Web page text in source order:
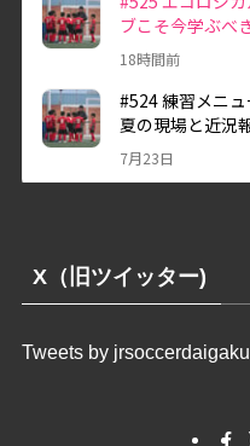
X（旧ツイッター)
Tweets by jrsoccerdaigaku